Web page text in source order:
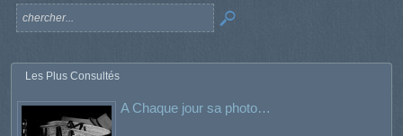
Les Plus Consultés
A Chaque jour sa photo…